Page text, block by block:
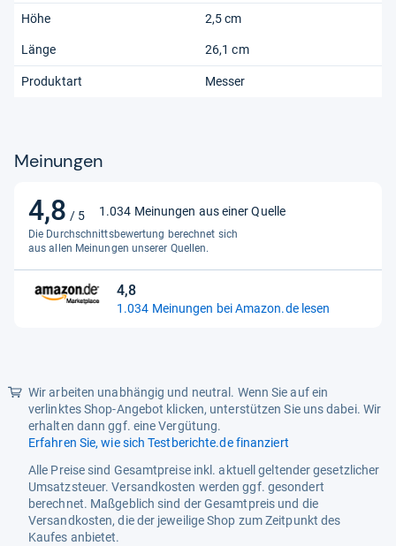
Höhe 2,5 cm
Länge 26,1 cm
Produktart Messer
Meinungen
4,8 / 5
4,8
von
5
Sternen
1.034 Meinungen aus einer Quelle
Die Durchschnittsbewertung berechnet sich
aus allen Meinungen unserer Quellen.
4,8
4,8
von
1.034 Meinungen bei Amazon.de lesen
Wir arbeiten unabhängig und neutral. Wenn Sie auf ein
verlinktes Shop-Angebot klicken, unterstützen Sie uns dabei. Wir
erhalten dann ggf. eine Vergütung.
Erfahren Sie, wie sich Testberichte.de finanziert
Alle Preise sind Gesamtpreise inkl. aktuell geltender gesetzlicher
Umsatzsteuer. Versandkosten werden ggf. gesondert
berechnet. Maßgeblich sind der Gesamtpreis und die
Versandkosten, die der jeweilige Shop zum Zeitpunkt des
Kaufes anbietet.